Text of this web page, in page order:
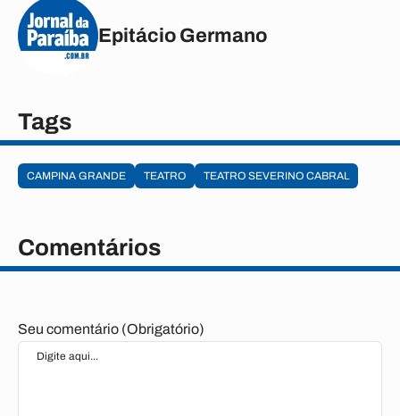
Epitácio Germano
Tags
CAMPINA GRANDE TEATRO TEATRO SEVERINO CABRAL
Comentários
Seu comentário (Obrigatório)